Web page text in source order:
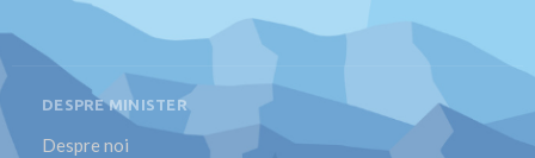
DESPRE MINISTER
Despre noi